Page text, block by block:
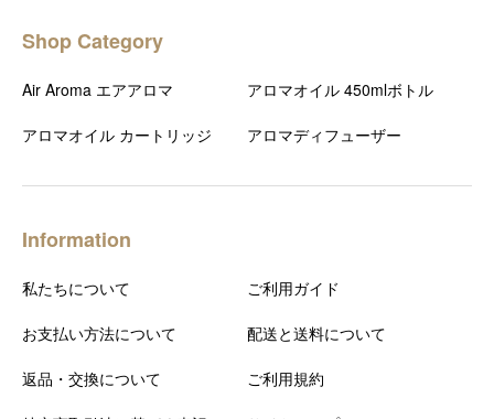
Shop Category
Air Aroma エアアロマ アロマオイル 450mlボトル
アロマオイル カートリッジ アロマディフューザー
Information
私たちについて ご利用ガイド
お支払い方法について 配送と送料について
返品・交換について ご利用規約